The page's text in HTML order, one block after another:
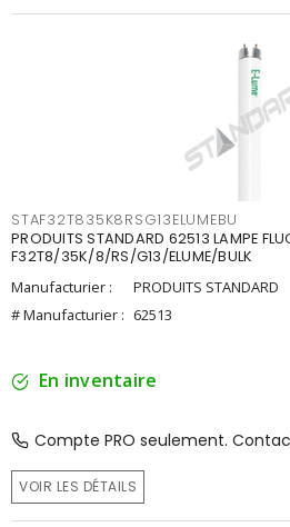
STAF32T835K8RSG13ELUMEBU
PRODUITS STANDARD 62513 LAMPE
F32T8/35K/8/RS/G13/ELUME/BULK
Manufacturier :
PRODUITS STANDARD
# Manufacturier : 62513
En inventaire
Compte PRO seulement.
VOIR LES DÉTAILS